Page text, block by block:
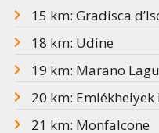
15 km: Gradisca
18 km: Udine
19 km: Marano
20 km:
21 km: Monfalcone